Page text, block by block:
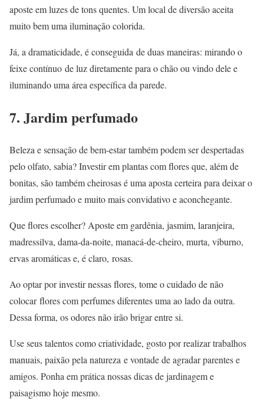
aposte em luzes de tons quentes. Um local de diversão aceita
muito bem uma iluminação colorida.
Já, a dramaticidade, é conseguida de duas maneiras: mirando o
feixe contínuo de luz diretamente para o chão ou vindo dele e
iluminando uma área específica da parede.
7. Jardim perfumado
Beleza e sensação de bem-estar também podem ser despertadas
pelo olfato, sabia? Investir em plantas com flores que, além de
bonitas, são também cheirosas é uma aposta certeira para deixar o
jardim perfumado e muito mais convidativo e aconchegante.
Que flores escolher? Aposte em gardênia, jasmim, laranjeira,
madressilva, dama-da-noite, manacá-de-cheiro, murta, viburno,
ervas aromáticas e, é claro, rosas.
Ao optar por investir nessas flores, tome o cuidado de não
colocar flores com perfumes diferentes uma ao lado da outra.
Dessa forma, os odores não irão brigar entre si.
Use seus talentos como criatividade, gosto por realizar trabalhos
manuais, paixão pela natureza e vontade de agradar parentes e
amigos. Ponha em prática nossas dicas de jardinagem e
paisagismo hoje mesmo.